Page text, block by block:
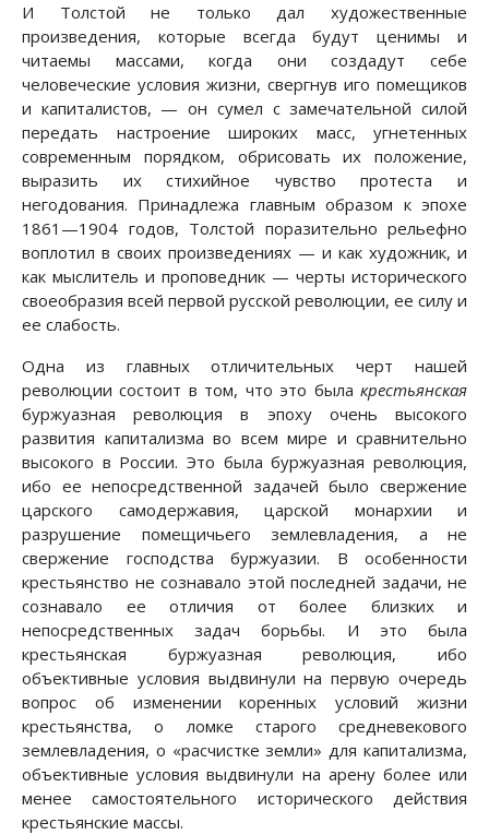
И Толстой не только дал художественные
произведения, которые всегда будут ценимы и
читаемы массами, когда они создадут себе
человеческие условия жизни, свергнув иго помещиков
и капиталистов, — он сумел с замечательной силой
передать настроение широких масс, угнетенных
современным порядком, обрисовать их положение,
выразить их стихийное чувство протеста и
негодования. Принадлежа главным образом к эпохе
1861—1904 годов, Толстой поразительно рельефно
воплотил в своих произведениях — и как художник, и
как мыслитель и проповедник — черты исторического
своеобразия всей первой русской революции, ее силу и
ее слабость.
Одна из главных отличительных черт нашей
революции состоит в том, что это была крестьянская
буржуазная революция в эпоху очень высокого
развития капитализма во всем мире и сравнительно
высокого в России. Это была буржуазная революция,
ибо ее непосредственной задачей было свержение
царского самодержавия, царской монархии и
разрушение помещичьего землевладения, а не
свержение господства буржуазии. В особенности
крестьянство не сознавало этой последней задачи, не
сознавало ее отличия от более близких и
непосредственных задач борьбы. И это была
крестьянская буржуазная революция, ибо
объективные условия выдвинули на первую очередь
вопрос об изменении коренных условий жизни
крестьянства, о ломке старого средневекового
землевладения, о «расчистке земли» для капитализма,
объективные условия выдвинули на арену более или
менее самостоятельного исторического действия
крестьянские массы.